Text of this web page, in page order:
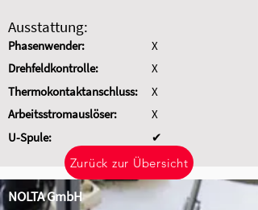
Ausstattung:
Phasenwender:
Drehfeldkontrolle:
Thermokontaktanschluss:
Arbeitsstromauslöser:
U-Spule:
X
X
X
X
✔
Zurück zur Übersicht
NOLTA GmbH